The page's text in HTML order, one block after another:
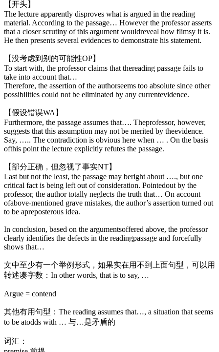
【开头】
The lecture apparently disproves what is argued in the reading
material. According to the passage… However the professor asserts
that a closer scrutiny of this argument wouldreveal how flimsy it is.
He then presents several evidences to demonstrate his statement.
【没考虑到别的可能性OP】
To start with, the professor claims that thereading passage fails to
take into account that…
Therefore, the assertion of the authorseems too absolute since other
possibilities could not be eliminated by any currentevidence.
【假设错误WA 】
Furthermore, the passage assumes that…. Theprofessor, however,
suggests that this assumption may not be merited by theevidence.
Say, ….. The contradiction is obvious here when … . On the basis
ofthis point the lecture explicitly refutes the passage.
【部分正确，但忽视了事实NT】
Last but not the least, the passage may beright about …., but one
critical fact is being left out of consideration. Pointedout by the
professor, the author totally neglects the truth that… On account
ofabove-mentioned grave mistakes, the author’s assertion turned out
to be apreposterous idea.
In conclusion, based on the argumentsoffered above, the professor
clearly identifies the defects in the readingpassage and forcefully
shows that…
文中至少有一个举例形式，如果实在用不到上面句型，可以用
转述凑字数： In other words, that is to say, …
Argue = contend
其他有用句型： The reading assumes that…, a situation that seems
to be atodds with … 与…是矛盾的
词汇：